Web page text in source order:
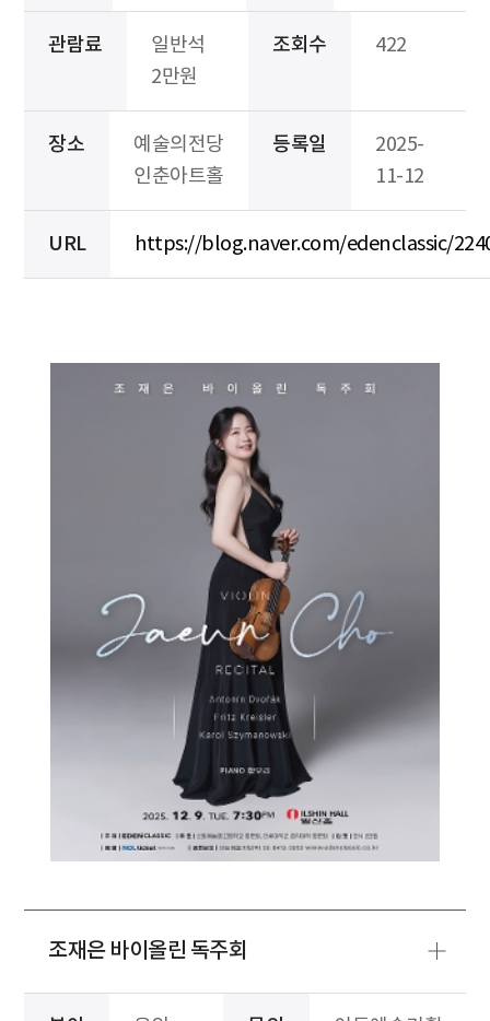
관람료
일반석
2만원
조회수 422
장소
예술의전당
인춘아트홀
등록일
2025-
11-12
URL https://blog.naver.com/edenclassic/
조재은 바이올린 독주회